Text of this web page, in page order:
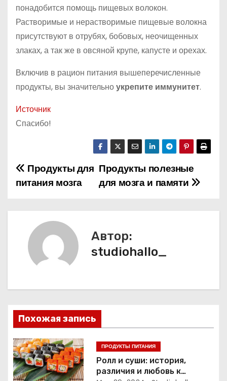
понадобится помощь пищевых волокон.
Растворимые и нерастворимые пищевые волокна
присутствуют в отрубях, бобовых, неочищенных
злаках, а так же в овсяной крупе, капусте и орехах.
Включив в рацион питания вышеперечисленные
продукты, вы значительноукрепите иммунитет.
Источник
Спасибо!
Н
в
и
я
п
Продукты полезные
для мозга и памяти
Продукты для
питания мозга
Автор:
studiohallo_
Похожая запись
ПРОДУКТЫ ПИТАНИЯ
Ролл и суши: история,
различия и любовь к